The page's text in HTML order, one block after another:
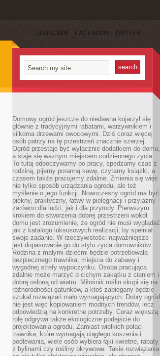
SUBSCRIBE FACEBOOK TWITTER
Domowy ogród jeszcze do niedawna kojarzył się
głównie z tradycyjnymi rabatami, warzywnikiem i
kilkoma drzewami owocowymi. Dziś coraz więcej
osób patrzy na tę przestrzeń znacznie szerzej.
Ogród przestaje być wyłącznie dodatkiem do domu,
a staje się ważnym miejscem codziennego życia.
To tutaj odpoczywamy po pracy, spędzamy czas z
rodziną, pijemy poranną kawę, czytamy książki, a
czasem także pracujemy zdalnie. Zmienia się więc
nie tylko sposób urządzania ogrodu, ale też
myślenie o jego funkcji. Nowoczesny ogród ma być
piękny, praktyczny, łatwy w pielęgnacji i przyjazny
zarówno dla ludzi, jak i dla przyrody. Pierwszym
krokiem do stworzenia dobrej przestrzeni wokół
domu jest zrozumienie, że ogród nie musi wyglądać
jak z katalogu luksusowych realizacji, by spełniał
swoje zadanie. W rzeczywistości najważniejsze
jest dopasowanie go do stylu życia domowników.
Rodzina z małymi dziećmi będzie potrzebowała
bezpiecznego trawnika, miejsca do zabawy i
wygodnej strefy wypoczynku. Osoba pracująca
zdalnie może marzyć o cichym zakątku z cieniem i
dobrą osłoną od wiatru. Miłośnik roślin skupi się na
różnorodności gatunków, a ktoś zabiegany będzie
szukał rozwiązań mało wymagających. Dobry ogród
nie jest więc kopiowaniem modnych trendów, lecz
odpowiedzią na konkretne potrzeby. Coraz większą
rolę odgrywa także ekologiczne podejście do
projektowania ogrodu. Zamiast wielkich połaci
trawnika, które wymagają ciągłego koszenia i
podlewania, wiele osób wybiera łąki kwietne, rabaty
z bylinami czy rośliny okrywowe. Takie rozwiązania